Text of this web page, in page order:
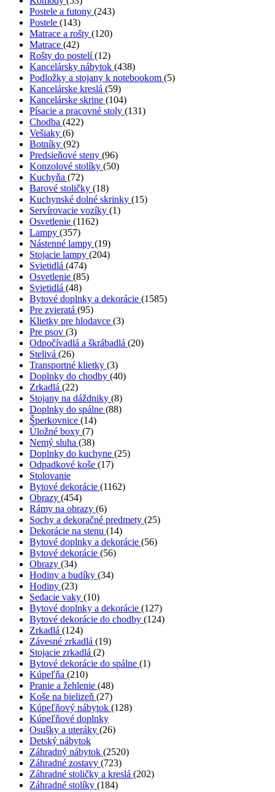
Postele a futony (243)
Postele (143)
Matrace a rošty (120)
Matrace (42)
Rošty do postelí(12)
Kancelársky nábytok (438)
Podložky a stojany k notebookom (5)
Kancelárske kreslá (59)
Kancelárske skrine (104)
Písacie a pracovné stoly (131)
Chodba (422)
Vešiaky (6)
Botníky (92)
Predsieňové steny (96)
Konzolové stolíky (50)
Kuchyňa (72)
Barové stoličky (18)
Kuchynské dolné skrinky (15)
Servírovacie vozíky (1)
Osvetlenie (1162)
Lampy (357)
Nástenné lampy (19)
Stojacie lampy (204)
Svietidlá (474)
Osvetlenie (85)
Svietidlá (48)
Bytové doplnky a dekorácie (1585)
Pre zvieratá (95)
Klietky pre hlodavce (3)
Pre psov (3)
Odpočívadlá a škrábadlá (20)
Stelivá (26)
Transportné klietky (3)
Doplnky do chodby (40)
Zrkadlá (22)
Stojany na dáždniky (8)
Doplnky do spálne (88)
Šperkovnice (14)
Úložné boxy (7)
Nemý sluha (38)
Doplnky do kuchyne (25)
Odpadkové koše (17)
Stolovanie
Bytové dekorácie (1162)
Obrazy (454)
Rámy na obrazy (6)
Sochy a dekoračné predmety (25)
Dekorácie na stenu (14)
Bytové doplnky a dekorácie (56)
Bytové dekorácie (56)
Obrazy (34)
Hodiny a budíky (34)
Hodiny (23)
Sedacie vaky (10)
Bytové doplnky a dekorácie (127)
Bytové dekorácie do chodby (124)
Zrkadlá (124)
Závesné zrkadlá (19)
Stojacie zrkadlá (2)
Bytové dekorácie do spálne (1)
Kúpeľňa (210)
Pranie a žehlenie (48)
Koše na bielizeň (27)
Kúpeľňový nábytok (128)
Kúpeľňové doplnky
Osušky a uteráky (26)
Detský nábytok
Záhradný nábytok (2520)
Záhradné zostavy (723)
Záhradné stoličky a kreslá (202)
Záhradné stolíky (184)